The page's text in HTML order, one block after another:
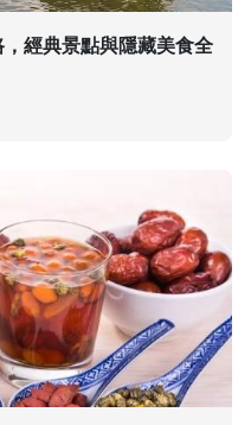
經典景點與隱藏美食全